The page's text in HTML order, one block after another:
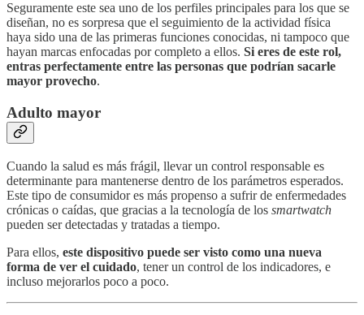
Seguramente este sea uno de los perfiles principales para los que se
diseñan, no es sorpresa que el seguimiento de la actividad física
haya sido una de las primeras funciones conocidas, ni tampoco que
hayan marcas enfocadas por completo a ellos. Si eres de este rol,
entras perfectamente entre las personas que podrían sacarle
mayor provecho.
Adulto mayor
Cuando la salud es más frágil, llevar un control responsable es
determinante para mantenerse dentro de los parámetros esperados.
Este tipo de consumidor es más propenso a sufrir de enfermedades
crónicas o caídas, que gracias a la tecnología de los smartwatch
pueden ser detectadas y tratadas a tiempo.
Para ellos, este dispositivo puede ser visto como una nueva
forma de ver el cuidado, tener un control de los indicadores, e
incluso mejorarlos poco a poco.